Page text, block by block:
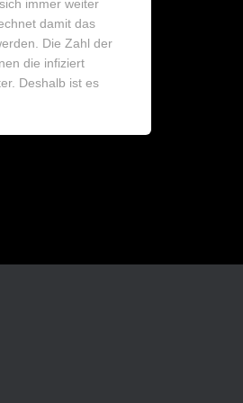
immer weiter
damit das
Die Zahl der
die infiziert
Deshalb ist es